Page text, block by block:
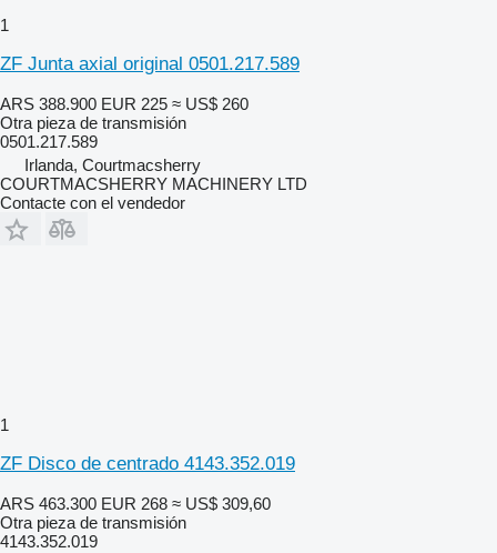
1
ZF Junta axial original 0501.217.589
ARS 388.900 EUR 225 ≈ US$ 260
Otra pieza de transmisión
0501.217.589
Irlanda, Courtmacsherry
COURTMACSHERRY MACHINERY LTD
Contacte con el vendedor
1
ZF Disco de centrado 4143.352.019
ARS 463.300 EUR 268 ≈ US$ 309,60
Otra pieza de transmisión
4143.352.019